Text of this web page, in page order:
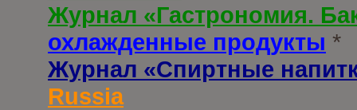
Журнал «Гастрономия.
охлажденные продукты *
Журнал «Спиртные
Russia